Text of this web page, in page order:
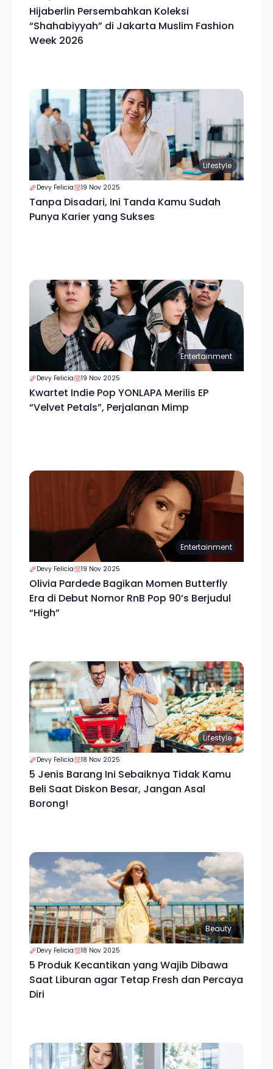
Hijaberlin Persembahkan Koleksi
“Shahabiyyah” di Jakarta Muslim Fashion
Week 2026
Lifestyle
Devy Felicia 19 Nov 2025
Tanpa Disadari, Ini Tanda Kamu Sudah
Punya Karier yang Sukses
Entertainment
Devy Felicia 19 Nov 2025
Kwartet Indie Pop YONLAPA Merilis EP
“Velvet Petals”, Perjalanan Mimp
Entertainment
Devy Felicia 19 Nov 2025
Olivia Pardede Bagikan Momen Butterfly
Era di Debut Nomor RnB Pop 90’s Berjudul
“High”
Lifestyle
Devy Felicia 18 Nov 2025
5 Jenis Barang Ini Sebaiknya Tidak Kamu
Beli Saat Diskon Besar, Jangan Asal
Borong!
Beauty
Devy Felicia 18 Nov 2025
5 Produk Kecantikan yang Wajib Dibawa
Saat Liburan agar Tetap Fresh dan Percaya
Diri